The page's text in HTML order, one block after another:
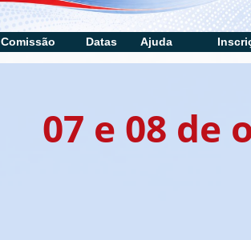
Comissão Datas Ajuda
07 e 08 de